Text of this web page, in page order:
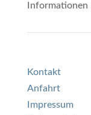
Informationen
Kontakt
Anfahrt
Impressum